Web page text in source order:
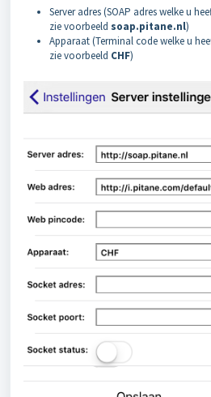
Server adres (SOAP adres welke u
zie voorbeeld soap.pitane.nl)
Apparaat (Terminal code welke u
zie voorbeeld CHF)